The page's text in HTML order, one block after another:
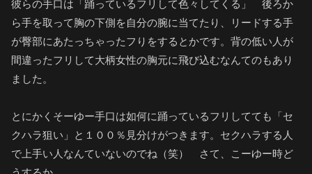
彼らの手口は「踊っているフリして色々してくる」 後ろか
ら手を取って胸の下側を自分の腕に当てたり、リードする手
が臀部にあたっちゃったフりをするとかです。背の低い人が
間違ったフリして大柄女性の胸元に飛び込むなんてのもあり
ました。
とにかくそーゆー手口は如何に踊っているフリしてても「セ
クハラ狙い」と１００％見分けがつきます。セクハラする人
で上手い人なんていないのでね（笑） さて、こーゆー時ど